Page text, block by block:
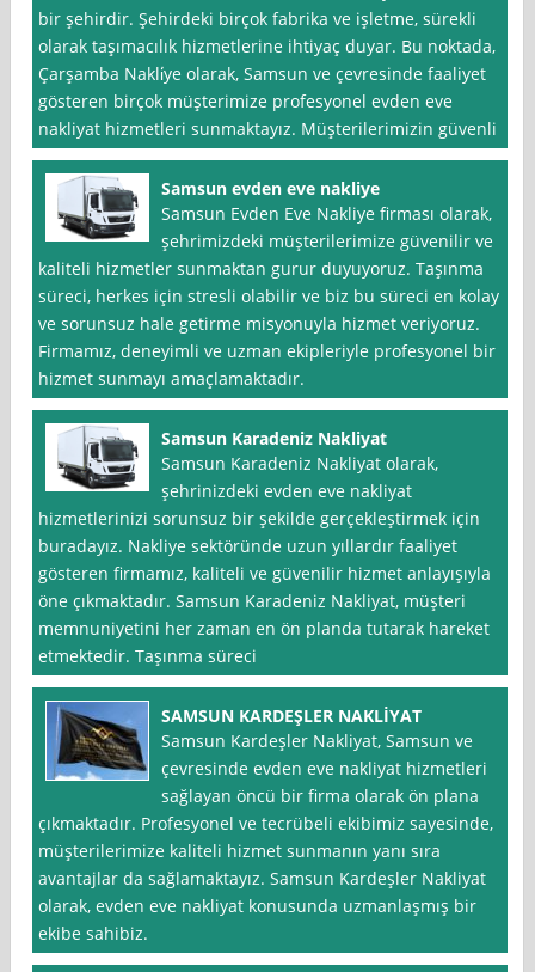
bir şehirdir. Şehirdeki birçok fabrika ve işletme, sürekli
olarak taşımacılık hizmetlerine ihtiyaç duyar. Bu noktada,
Çarşamba Nakli̇ye olarak, Samsun ve çevresinde faaliyet
gösteren birçok müşterimize profesyonel evden eve
nakliyat hizmetleri sunmaktayız. Müşterilerimizin güvenli
Samsun evden eve nakliye
Samsun Evden Eve Nakliye firması olarak,
şehrimizdeki müşterilerimize güvenilir ve
kaliteli hizmetler sunmaktan gurur duyuyoruz. Taşınma
süreci, herkes için stresli olabilir ve biz bu süreci en kolay
ve sorunsuz hale getirme misyonuyla hizmet veriyoruz.
Firmamız, deneyimli ve uzman ekipleriyle profesyonel bir
hizmet sunmayı amaçlamaktadır.
Samsun Karadeniz Nakliyat
Samsun Karadeniz Nakliyat olarak,
şehrinizdeki evden eve nakliyat
hizmetlerinizi sorunsuz bir şekilde gerçekleştirmek için
buradayız. Nakliye sektöründe uzun yıllardır faaliyet
gösteren firmamız, kaliteli ve güvenilir hizmet anlayışıyla
öne çıkmaktadır. Samsun Karadeniz Nakliyat, müşteri
memnuniyetini her zaman en ön planda tutarak hareket
etmektedir. Taşınma süreci
SAMSUN KARDEŞLER NAKLİYAT
Samsun Kardeşler Nakliyat, Samsun ve
çevresinde evden eve nakliyat hizmetleri
sağlayan öncü bir firma olarak ön plana
çıkmaktadır. Profesyonel ve tecrübeli ekibimiz sayesinde,
müşterilerimize kaliteli hizmet sunmanın yanı sıra
avantajlar da sağlamaktayız. Samsun Kardeşler Nakliyat
olarak, evden eve nakliyat konusunda uzmanlaşmış bir
ekibe sahibiz.